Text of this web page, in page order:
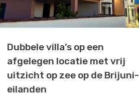
Dubbele villa’s op een
afgelegen locatie met vrij
uitzicht op zee op de Brijuni-
eilanden